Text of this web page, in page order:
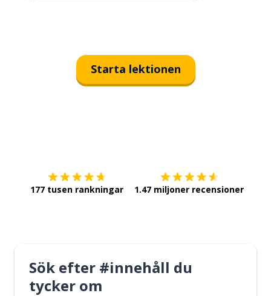
Starta lektionen
177 tusen rankningar 1.47 miljoner recensioner
Sök efter #innehåll du
tycker om